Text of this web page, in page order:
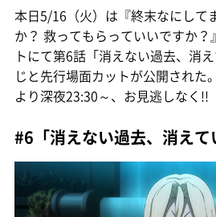
本日5/16（火）は『終末なにして
か？ 救ってもらっていいですか？
トにて第6話「消えない過去、消
じと先行場面カットが公開された
より深夜23:30～、お見逃しなく!!
#6「消えない過去、消えて